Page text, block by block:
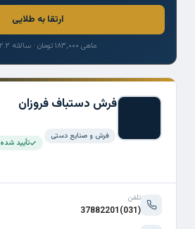
فرش دستباف فروزان
فرش و صنایع دستی
تأیید شده
تلفن
(031)37882201
ارتقا به طلایی
ماهی ۱۸۳,۰۰۰ تومان · سالانه ۲.۲ میلیون